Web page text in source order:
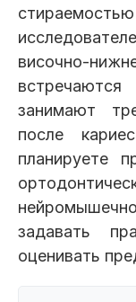
Чистка
Все
Все
Акции
височно-
занимают
после
планируете
задавать
оценивать